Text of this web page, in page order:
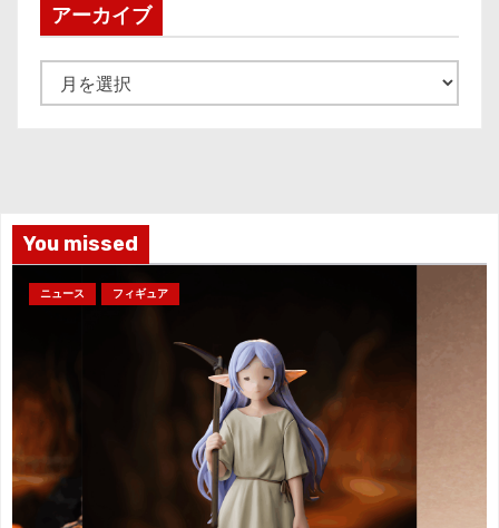
アーカイブ
ー
You missed
ニュース フィギュア